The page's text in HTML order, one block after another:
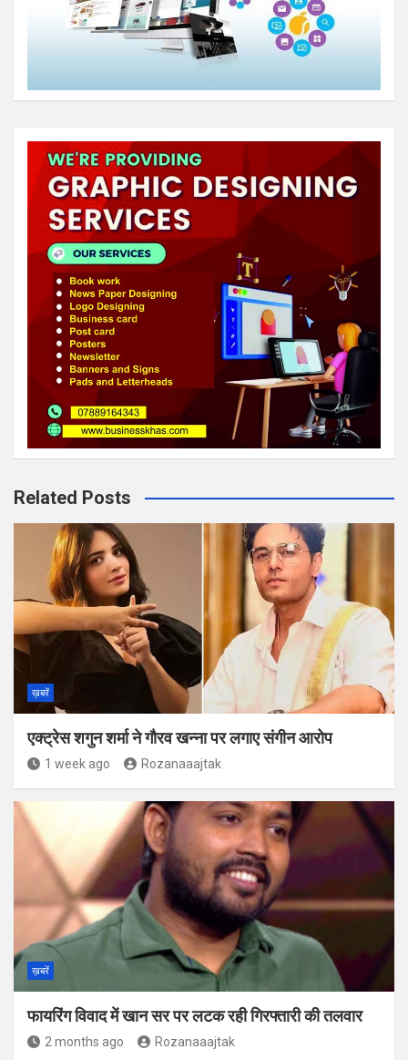
Related Posts
ख़बरें
एक्ट्रेस शगुन शर्मा ने गौरव खन्ना पर लगाए संगीन आरोप
1 week ago Rozanaaajtak
ख़बरें
फायरिंग विवाद में खान सर पर लटक रही गिरफ्तारी की तलवार
2 months ago Rozanaaajtak